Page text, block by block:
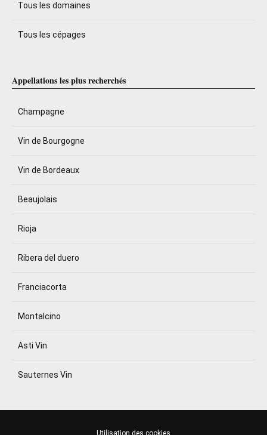
Tous les domaines
Tous les cépages
Appellations les plus recherchés
Champagne
Vin de Bourgogne
Vin de Bordeaux
Beaujolais
Rioja
Ribera del duero
Franciacorta
Montalcino
Asti Vin
Sauternes Vin
Utilisation des cookies